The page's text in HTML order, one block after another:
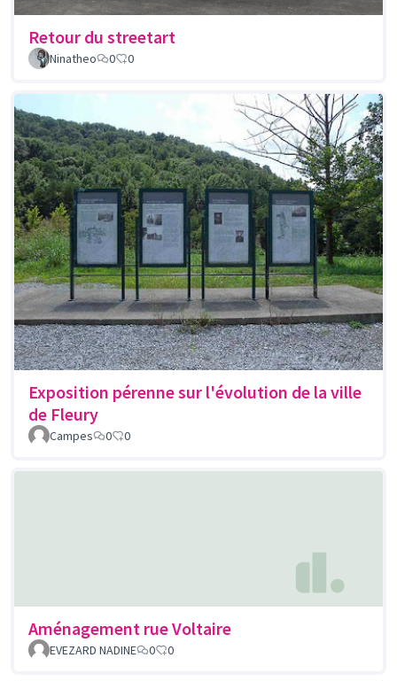
Retour du streetart
Ninatheo 0 0
Exposition pérenne sur l'évolution de la ville
de Fleury
Campes 0 0
Aménagement rue Voltaire
EVEZARD NADINE 0 0